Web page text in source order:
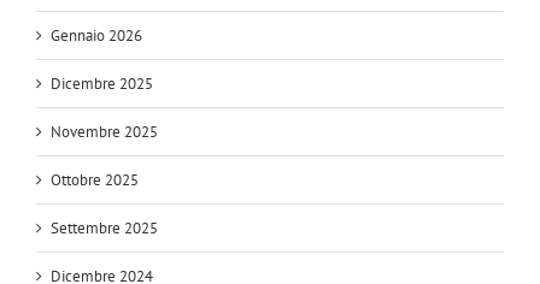
Gennaio 2026
Dicembre 2025
Novembre 2025
Ottobre 2025
Settembre 2025
Dicembre 2024